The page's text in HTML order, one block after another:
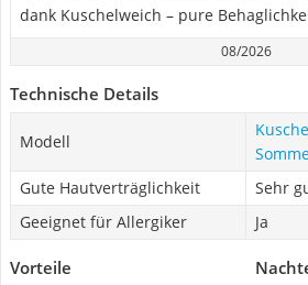
dank Kuschelweich – pure
08/2026
Technische Details
Modell
Gute Hautverträglichkeit
Sehr
Geeignet für Allergiker
Ja
Vorteile